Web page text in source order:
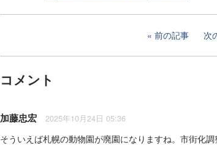
前の記事 次
コメント
加藤忠宏 2025年10月24日 05:36
そういえば札幌の動物園が廃園になりますね。市街化調